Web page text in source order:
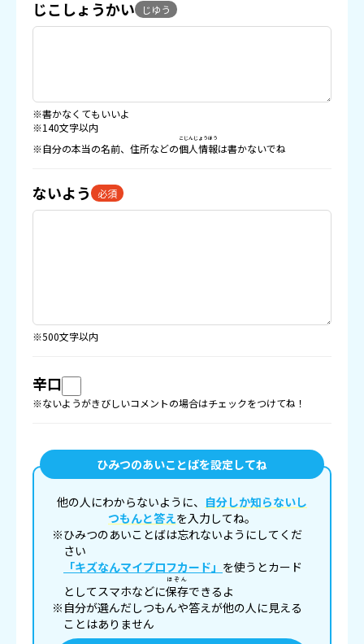
じこしょうかい じゆう
※書かなくてもいいよ
※140文字以内
※自分の本当の名前、住所などの個人情報
こじんじょうほう
は書かないでね
ないよう 必須
※500文字以内
辛口
※ないようがきびしいコメントの場合はチェックをつけてね！
ひみつのあいことばを設定してね
他の人にわからないように、 自分しか知らないし
つもんと答えを入力してね。
※ひみつのあいことばは忘れないようにしてくだ
さい
「キズなんマイプロフカード」 を使うとカード
としてスマホなどに保存
ほぞん
できるよ
※自分が選んだしつもんや答えが他の人に見える
ことはありません